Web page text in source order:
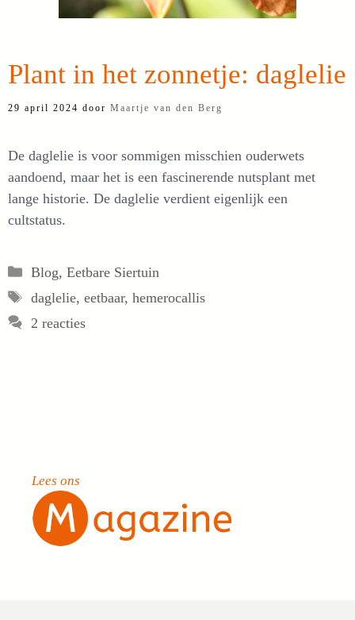
Plant in het zonnetje: daglelie
29 april 2024 door Maartje van den Berg
De daglelie is voor sommigen misschien ouderwets
aandoend, maar het is een fascinerende nutsplant met
lange historie. De daglelie verdient eigenlijk een
cultstatus.
Categorieën
Blog, Eetbare Siertuin
Tags
daglelie, eetbaar, hemerocallis
2 reacties
Lees ons